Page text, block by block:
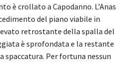
è crollato a Capodanno. L’Anas
del piano viabile in
retrostante della spalla del
è sprofondata e la restante
spaccatura. Per fortuna nessun